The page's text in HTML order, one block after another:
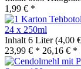
1,99 € *
24 x 250ml
Inhalt 6 Liter(4,00
23,99 € * 26,16 € *